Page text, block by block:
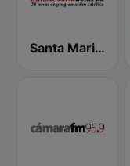
Santa Maria de la Paz 1560 AM